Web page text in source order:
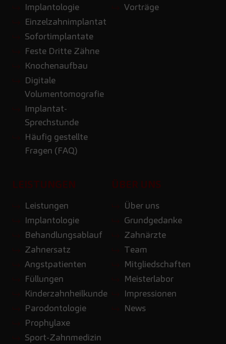
Implantologie
Einzelzahnimplantat
Sofortimplantate
Feste Dritte Zähne
Knochenaufbau
Digitale
Volumentomografie
Implantat-
Sprechstunde
Häufig gestellte
Fragen (FAQ)
Vorträge
LEISTUNGEN
Leistungen
Implantologie
Behandlungsablauf
Zahnersatz
Angstpatienten
Füllungen
Kinderzahnheilkunde
Parodontologie
Prophylaxe
Sport-Zahnmedizin
ÜBER UNS
Über uns
Grundgedanke
Zahnärzte
Team
Mitgliedschaften
Meisterlabor
Impressionen
News